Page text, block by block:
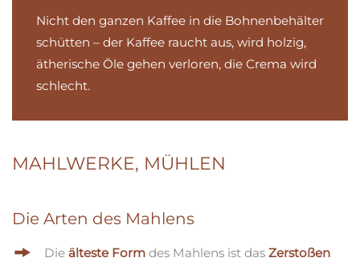
Nicht den ganzen Kaffee in die Bohnenbehälter
schütten – der Kaffee raucht aus, wird holzig,
ätherische Öle gehen verloren, die Crema wird
schlecht.
MAHLWERKE, MÜHLEN
Die Arten des Mahlens
Die älteste Form des Mahlens ist das Zerstoßen